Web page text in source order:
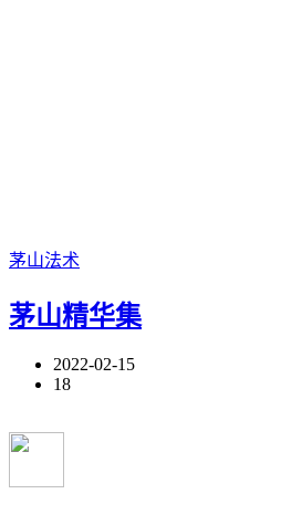
茅山法术
茅山精华集
2022-02-15
18